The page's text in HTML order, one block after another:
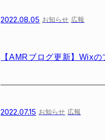
2022.08.05 お知らせ 広報
【AMRブログ更新】Wix
2022.07.15 お知らせ 広報